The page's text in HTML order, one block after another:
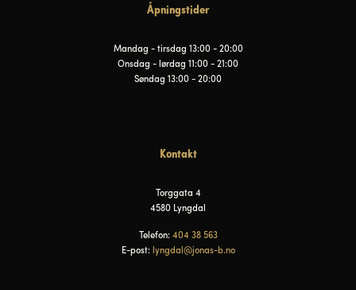
Åpningstider
Mandag - tirsdag 13:00 - 20:00
Onsdag - lørdag 11:00 - 21:00
Søndag 13:00 - 20:00
Kontakt
Torggata 4
4580 Lyngdal
Telefon:404 38 563
E-post:lyngdal@jonas-b.no